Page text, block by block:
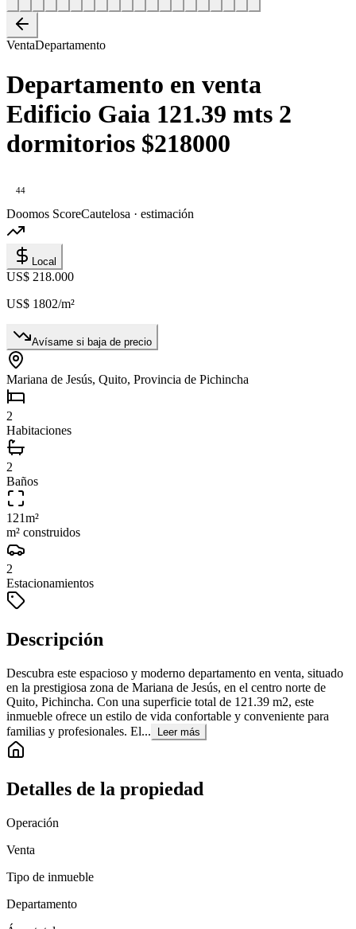
VentaDepartamento
Departamento en venta
Edificio Gaia 121.39 mts 2
dormitorios $218000
44
Doomos ScoreCautelosa · estimación
Local
US$ 218.000
US$ 1802/m²
Avísame si baja de precio
Mariana de Jesús, Quito, Provincia de Pichincha
2
Habitaciones
2
Baños
121m²
m² construidos
2
Estacionamientos
Descripción
Descubra este espacioso y moderno departamento en venta, situado
en la prestigiosa zona de Mariana de Jesús, en el centro norte de
Quito, Pichincha. Con una superficie total de 121.39 m2, este
inmueble ofrece un estilo de vida confortable y conveniente para
familias y profesionales. El...
Leer más
Detalles de la propiedad
Operación
Venta
Tipo de inmueble
Departamento